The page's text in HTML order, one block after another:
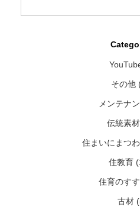
その他
メンテナ
伝統素
住まいにまつ
住教育
住育のす
古材